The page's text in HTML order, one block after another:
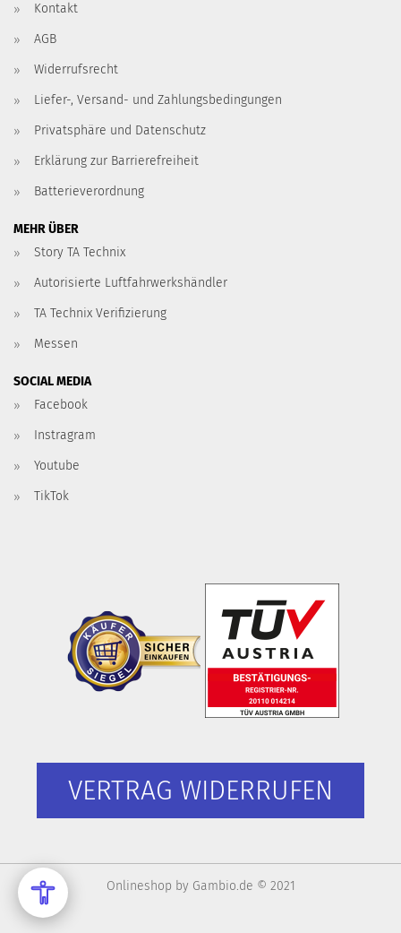
Kontakt
AGB
Widerrufsrecht
Liefer-, Versand- und Zahlungsbedingungen
Privatsphäre und Datenschutz
Erklärung zur Barrierefreiheit
Batterieverordnung
MEHR ÜBER
Story TA Technix
Autorisierte Luftfahrwerkshändler
TA Technix Verifizierung
Messen
SOCIAL MEDIA
Facebook
Instragram
Youtube
TikTok
VERTRAG WIDERRUFEN
Onlineshop by Gambio.de © 2021